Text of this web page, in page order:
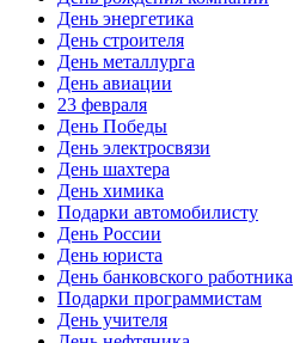
День энергетика
День строителя
День металлурга
День авиации
23 февраля
День Победы
День электросвязи
День шахтера
День химика
Подарки автомобилисту
День России
День юриста
День банковского работника
Подарки программистам
День учителя